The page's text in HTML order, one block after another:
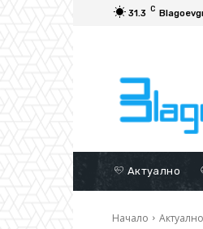
31.3 C
Актуално
Начало Актуално